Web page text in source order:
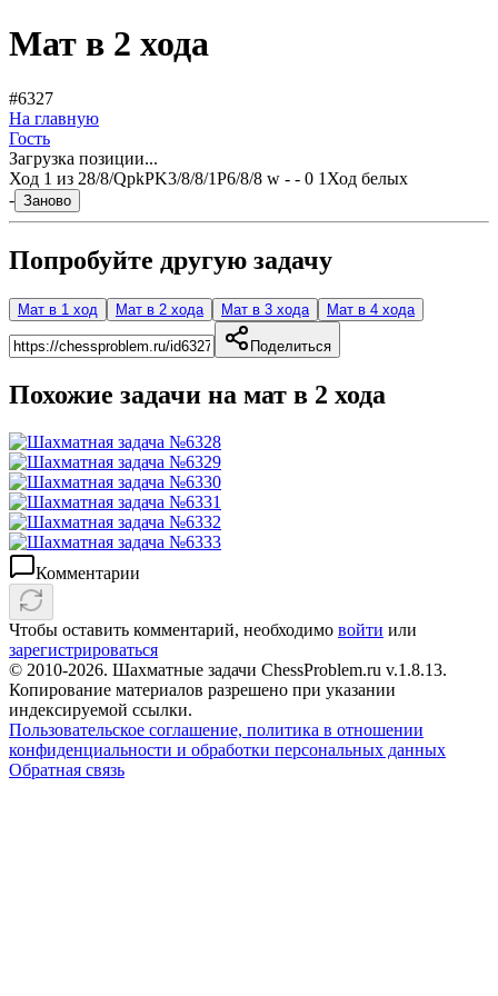
Мат в 2 хода
#6327
На главную
Гость
Загрузка позиции...
Ход 1 из 28/8/QpkPK3/8/8/1P6/8/8 w - - 0 1 Ход белых
- Заново
Попробуйте другую задачу
Мат в 1 ход Мат в 2 хода Мат в 3 хода Мат в 4 хода
Поделиться
Похожие задачи на мат в 2 хода
Комментарии
Чтобы оставить комментарий, необходимо войти или
зарегистрироваться
© 2010-2026. Шахматные задачи ChessProblem.ru v.1.8.13.
Копирование материалов разрешено при указании
индексируемой ссылки.
Пользовательское соглашение, политика в отношении
конфиденциальности и обработки персональных данных
Обратная связь